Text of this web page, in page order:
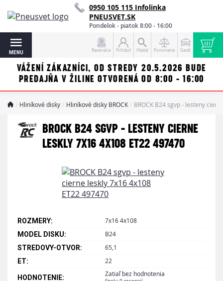
0950 105 115 Infolinka
PNEUSVET.SK
Pondelok - piatok 8:00 - 16:00
MENU Rezervácia Prihlásiť Hľadať Porovnanie Garáž
VÁŽENÍ ZÁKAZNÍCI, OD STREDY 20.5.2026 BUDE
PREDAJŇA V ŽILINE OTVORENÁ OD 8:00 - 16:00
Hliníkové disky Hliníkové disky BROCK BROCK B24 sgvp - lesteny
BROCK B24 SGVP - LESTENY CIERNE
LESKLY 7X16 4X108 ET22 497470
ROZMERY: 7x16 4x108
MODEL DISKU: B24
STREDOVY-OTVOR: 65,1
ET: 22
HODNOTENIE: Zatiaľ bez hodnotenia